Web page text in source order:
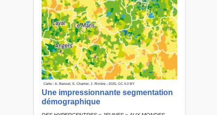
Carte : A. Beroud, S. Charrier, J. Rivière - 2025, CC 4.0 BY
Une impressionnante segmentation
démographique